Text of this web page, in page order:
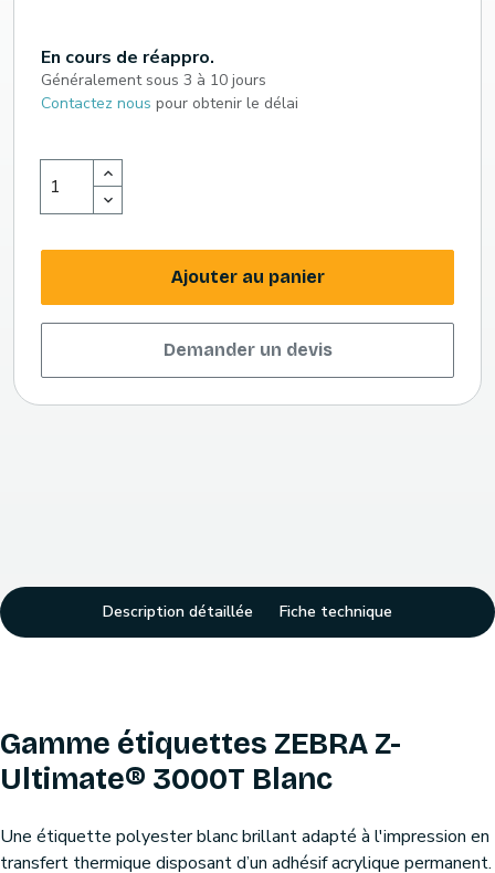
En cours de réappro.
Généralement sous 3 à 10 jours
Contactez nous pour obtenir le délai
Ajouter au panier
Demander un devis
Description détaillée Fiche technique
Gamme étiquettes ZEBRA Z-
Ultimate® 3000T Blanc
Une étiquette polyester blanc brillant adapté à l'impression en
transfert thermique disposant d’un adhésif acrylique permanent.